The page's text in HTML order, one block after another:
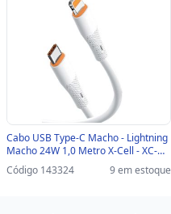
Cabo USB Type-C Macho - Lightning
Macho 24W 1,0 Metro X-Cell - XC-
CD-148 - XC-CD-148
Código 143324 9 em estoque